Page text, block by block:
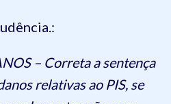
– Correta a sentença
relativas ao PIS, se